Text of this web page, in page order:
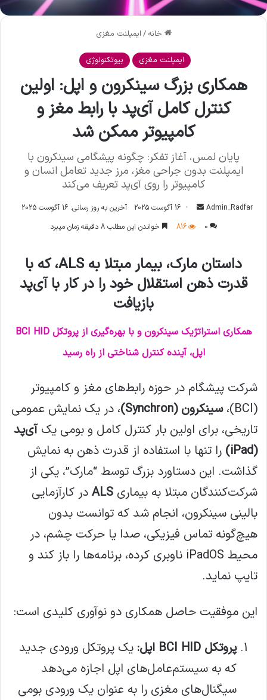
خانه / ایمپلنت مغزی
ایمپلنت مغزی بیوتکنولوژی
همکاری بزرگ سینکرون و اپل: اولین
کنترل کامل آی‌پد با رابط مغز و
کامپیوتر ممکن شد
پایان لمس، آغاز تفکر: چگونه پیشگامی سینکرون با
ایمپلنت بدون جراحی مغز، مرز جدید تعامل انسان و
کامپیوتر را روی آی‌پد تعریف می‌کند
Admin_Radfar
ل
ی
ل
16 آگوست 2025
آخرین به روز رسانی: 16 آگوست 2025
0
816 خواندن این مطلب 8 دقیقه زمان میبرد
داستان مارک، بیمار مبتلا به ALS، که با
قدرت ذهن استقلال خود را در کار با آی‌پد
بازیافت
همکاری استراتژیک سینکرون و با بهره‌گیری از پروتکل BCI HID
اپل، آینده کنترل شناختی از راه رسید
شرکت پیشگام در حوزه رابط‌های مغز و کامپیوتر
(BCI)،
سینکرون (Synchron)
، در یک نمایش عمومی
تاریخی، برای اولین بار کنترل کامل و بومی یکآی‌پد
(iPad)
را تنها با استفاده از قدرت ذهن به نمایش
گذاشت. این دستاورد بزرگ توسط “مارک”، یکی از
شرکت‌کنندگان مبتلا به بیماری ALS در کارآزمایی
بالینی سینکرون، انجام شد که توانست بدون
هیچ‌گونه تماس فیزیکی، صدا یا حرکت چشم، در
محیط iPadOS ناوبری کرده، برنامه‌ها را باز کند و
تایپ نماید.
این موفقیت حاصل همکاری دو نوآوری کلیدی است:
پروتکل BCI HID اپل:
یک پروتکل ورودی جدید
که به سیستم‌عامل‌های اپل اجازه می‌دهد
سیگنال‌های مغزی را به عنوان یک ورودی بومی